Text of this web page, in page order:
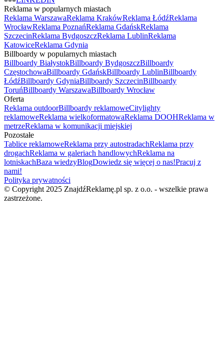
Reklama w popularnych miastach
Reklama WarszawaReklama KrakówReklama ŁódźReklama
WrocławReklama PoznańReklama GdańskReklama
SzczecinReklama BydgoszczReklama LublinReklama
KatowiceReklama Gdynia
Billboardy w popularnych miastach
Billboardy BiałystokBillboardy BydgoszczBillboardy
CzęstochowaBillboardy GdańskBillboardy LublinBillboardy
ŁódźBillboardy GdyniaBillboardy SzczecinBillboardy
ToruńBillboardy WarszawaBillboardy Wrocław
Oferta
Reklama outdoorBillboardy reklamoweCitylighty
reklamoweReklama wielkoformatowaReklama DOOHReklama w
metrzeReklama w komunikacji miejskiej
Pozostałe
Tablice reklamoweReklama przy autostradachReklama przy
drogachReklama w galeriach handlowychReklama na
lotniskachBaza wiedzyBlogDowiedz się więcej o nas!Pracuj z
nami!
Polityka prywatności
© Copyright 2025 ZnajdźReklamę.pl sp. z o.o. - wszelkie prawa
zastrzeżone.